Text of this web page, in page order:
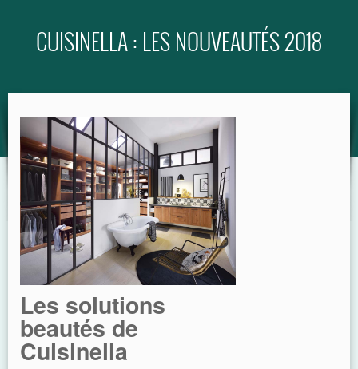
GUIDE
CUISINELLA : LES NOUVEAUTÉS 2018
Les solutions
beautés de
Cuisinella